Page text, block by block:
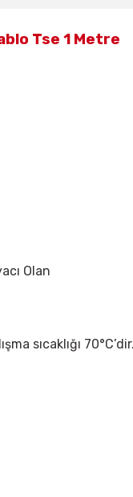
Tse 1 Metre
Olan
sıcaklığı